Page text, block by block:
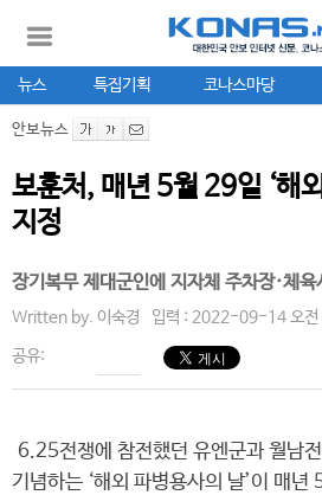
뉴스 특집기획 코나스마당
안보뉴스
보훈처, 매년 5월 29일 ‘해
지정
장기복무 제대군인에 지자체 주차장·체육
Written by. 이숙경 입력 : 2022-09-14 오
공유:
6.25전쟁에 참전했던 유엔군과 월남
기념하는 ‘해외 파병용사의 날’이 매